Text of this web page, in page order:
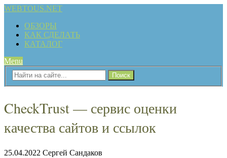
WEBTOUS.NET
ОБЗОРЫ
КАК СДЕЛАТЬ
КАТАЛОГ
Menu
CheckTrust — сервис оценки
качества сайтов и ссылок
25.04.2022 Сергей Сандаков